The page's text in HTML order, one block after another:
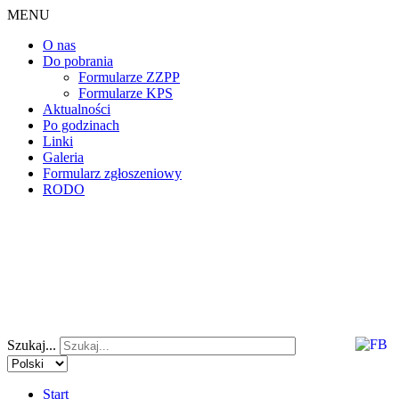
MENU
O nas
Do pobrania
Formularze ZZPP
Formularze KPS
Aktualności
Po godzinach
Linki
Galeria
Formularz zgłoszeniowy
RODO
Szukaj...
Start